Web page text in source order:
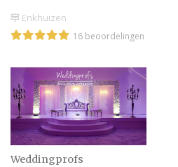
Enkhuizen
16 beoordelingen
Weddingprofs